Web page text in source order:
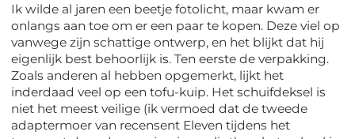
Ik wilde al jaren een beetje fotolicht, maar kwam er
onlangs aan toe om er een paar te kopen. Deze viel op
vanwege zijn schattige ontwerp, en het blijkt dat hij
eigenlijk best behoorlijk is. Ten eerste de verpakking.
Zoals anderen al hebben opgemerkt, lijkt het
inderdaad veel op een tofu-kuip. Het schuifdeksel is
niet het meest veilige (ik vermoed dat de tweede
adaptermoer van recensent Eleven tijdens het